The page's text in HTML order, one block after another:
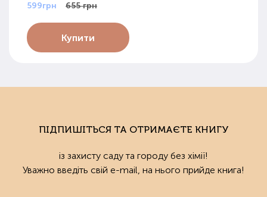
599грн 655 грн
Купити
ПІДПИШІТЬСЯ ТА ОТРИМАЄТЕ КНИГУ
із захисту саду та городу без хімії!
Уважно введіть свій e-mail, на нього прийде книга!